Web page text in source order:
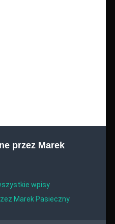
przez Marek
wpisy
Marek Pasieczny